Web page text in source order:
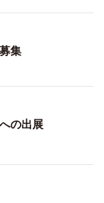
集
の出展